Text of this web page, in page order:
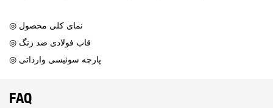
◎ نمای کلی محصول
◎ قاب فولادی ضد زنگ
◎ پارچه سوئیسی وارداتی
FAQ